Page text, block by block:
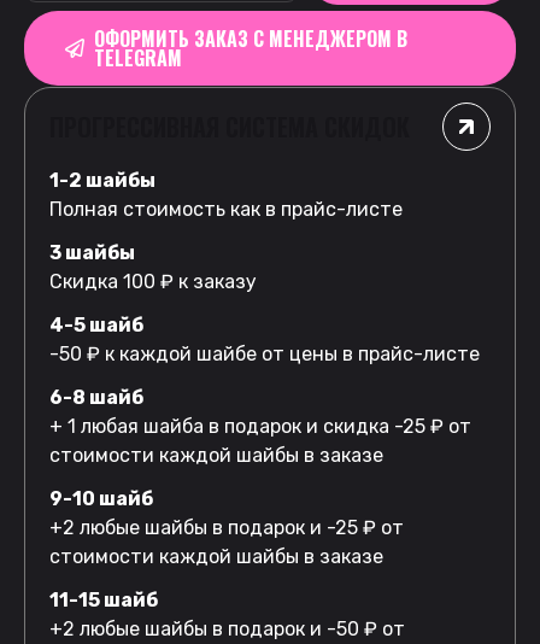
ОФОРМИТЬ ЗАКАЗ С МЕНЕДЖЕРОМ В
TELEGRAM
1-2 шайбы
Полная стоимость как в прайс-листе
3 шайбы
Скидка 100 ₽ к заказу
4-5 шайб
-50 ₽ к каждой шайбе от цены в прайс-листе
6-8 шайб
+ 1 любая шайба в подарок и скидка -25 ₽ от
стоимости каждой шайбы в заказе
9-10 шайб
+2 любые шайбы в подарок и -25 ₽ от
стоимости каждой шайбы в заказе
11-15 шайб
+2 любые шайбы в подарок и -50 ₽ от